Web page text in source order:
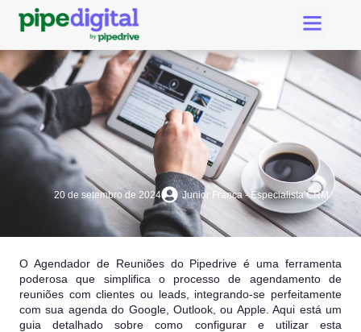
20 de setembro de 2024 Junior Franca - Especialista CRM
O Agendador de Reuniões do Pipedrive é uma ferramenta
poderosa que simplifica o processo de agendamento de
reuniões com clientes ou leads, integrando-se perfeitamente
com sua agenda do Google, Outlook, ou Apple. Aqui está um
guia detalhado sobre como configurar e utilizar esta